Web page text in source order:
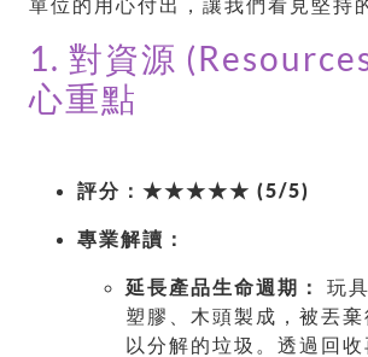
單位的用心付出，讓我們看見堅持
1. 對資源
心重點
評分：★★★★★ (5/5)
專業解讀：
延長產品生命週期：
玩
塑膠、木頭製成，被丟
以分解的垃圾。透過回